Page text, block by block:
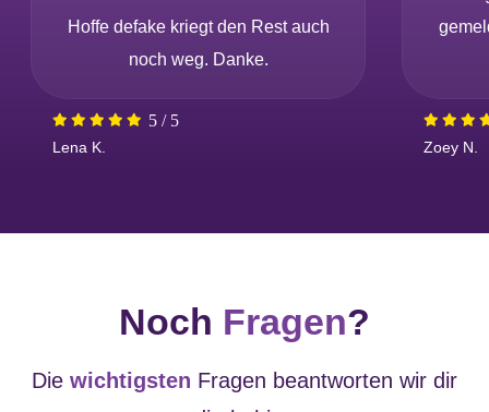
Hoffe defake kriegt den Rest auch
noch weg. Danke.
5 / 5
Lena K. Zoey N.
Noch Fragen?
Die wichtigsten Fragen beantworten wir dir